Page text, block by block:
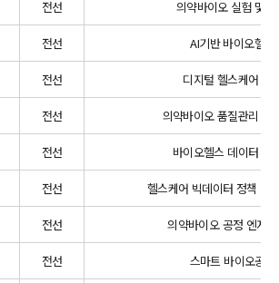
전선 의약바이오 실험 및
전선 AI기반 바이오헬스
전선 디지털 헬스케어 분
전선 의약바이오 품질관리 분
전선 바이오헬스 데이터 시
전선 헬스케어 빅데이터 정책 및
전선 의약바이오 공정 엔지
전선 스마트 바이오공정